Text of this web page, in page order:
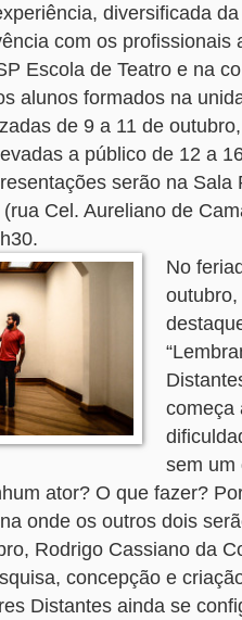
diversificada
com os profissionais
Escola de Teatro e na
alunos formados na
de 9 a 11 de
a público de 12 a
serão na Sala
Cel. Aureliano de
No
começa
sem um
ator? O que fazer?
onde os outros dois
Rodrigo Cassiano da
concepção e
Distantes ainda se